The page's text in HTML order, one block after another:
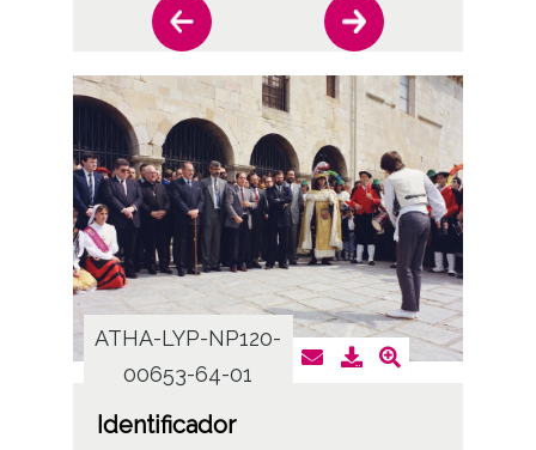
ATHA-LYP-NP120-
00653-64-01
Identificador